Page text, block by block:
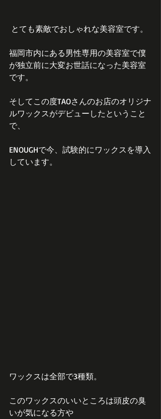
とても素敵でおしゃれな美容室です。
福岡市内にある男性専用の美容室で僕
が独立前に大変お世話になった美容室
です。
そしてこの度TAOさんのお店のオリジナ
ルワックスがデビューしたということ
で、
ENOUGHで今、試験的にワックスを導入
しています。
ワックスは全部で3種類。
このワックスのいいところは頭皮の臭
いが気になる方や